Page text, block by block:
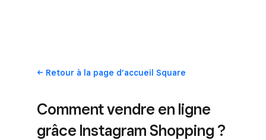
Retourà la page d’accueil Square
Comment vendre en ligne
grâce Instagram Shopping ?